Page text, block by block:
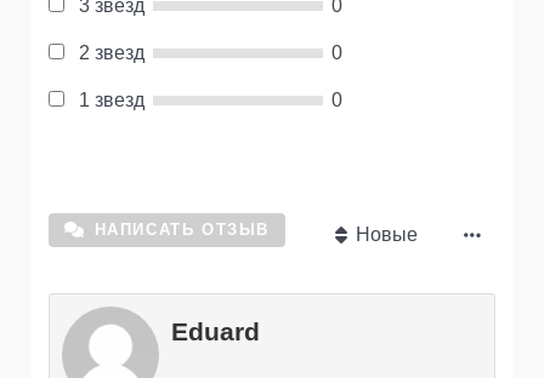
3 звезд 0
2 звезд 0
1 звезд 0
НАПИСАТЬ ОТЗЫВ Новые
Eduard